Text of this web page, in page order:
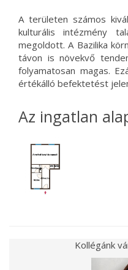
A területen számos
kulturális intézmény
megoldott. A Bazilika
távon is növekvő
folyamatosan magas.
értékálló befektetést
Az ingatlan
Kollégánk